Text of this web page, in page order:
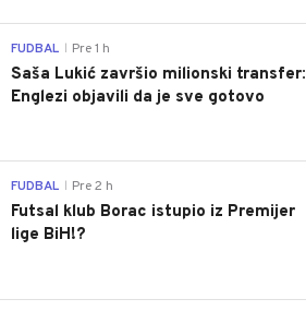
FUDBAL Pre 1 h
Saša Lukić završio milionski transfer:
Englezi objavili da je sve gotovo
FUDBAL Pre 2 h
Futsal klub Borac istupio iz Premijer
lige BiH!?